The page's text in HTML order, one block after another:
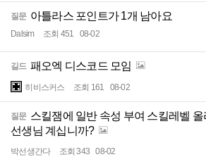
질문 아틀라스 포인트가 1개 남아요
Dalsim 조회 451 08-02
길드 패오엑 디스코드 모임
히비스커스 조회 161 08-02
질문 스킬잼에 일반 속성 부여 스킬레벨
선생님 계십니까?
박선생간다 조회 343 08-02